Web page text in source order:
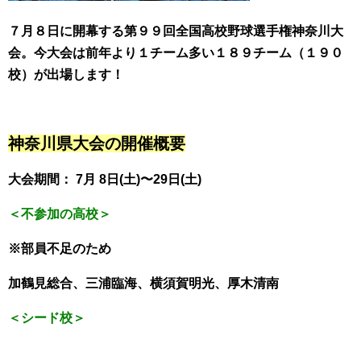
７月８日に開幕する第９９回全国高校野球選手権神奈川大
会。今大会は前年より１チーム多い１８９チーム（１９０
校）が出場します！
神奈川県大会の開催概要
大会期間： 7月 8日(土)〜29日(土)
＜不参加の高校＞
※部員不足のため
加鶴見総合、三浦臨海、横須賀明光、厚木清南
＜シード校＞